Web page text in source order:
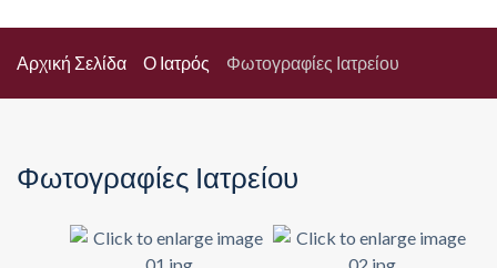
Αρχική Σελίδα Ο Ιατρός Φωτογραφίες Ιατρείου
Φωτογραφίες Ιατρείου